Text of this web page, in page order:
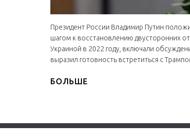
Президент России Владимир Путин
шагом к восстановлению двусторонних
Украиной в 2022 году, включали
выразил готовность встретиться с
БОЛЬШЕ